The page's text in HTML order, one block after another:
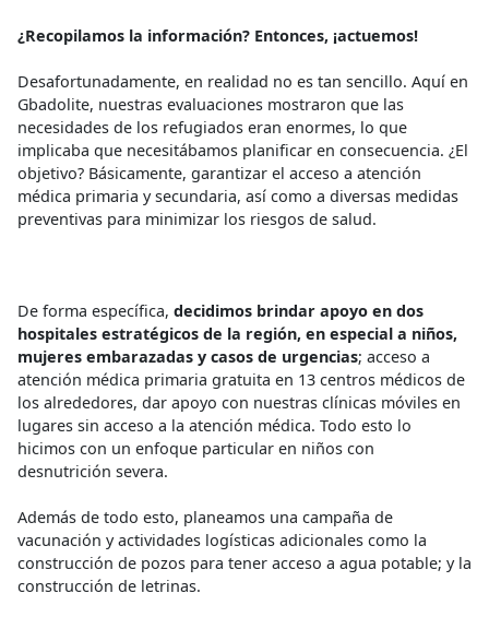
¿Recopilamos la información? Entonces, ¡actuemos!
Desafortunadamente, en realidad no es tan sencillo. Aquí en
Gbadolite, nuestras evaluaciones mostraron que las
necesidades de los refugiados eran enormes, lo que
implicaba que necesitábamos planificar en consecuencia. ¿El
objetivo? Básicamente, garantizar el acceso a atención
médica primaria y secundaria, así como a diversas medidas
preventivas para minimizar los riesgos de salud.
De forma específica, decidimos brindar apoyo en dos
hospitales estratégicos de la región, en especial a niños,
mujeres embarazadas y casos de urgencias; acceso a
atención médica primaria gratuita en 13 centros médicos de
los alrededores, dar apoyo con nuestras clínicas móviles en
lugares sin acceso a la atención médica. Todo esto lo
hicimos con un enfoque particular en niños con
desnutrición severa.
Además de todo esto, planeamos una campaña de
vacunación y actividades logísticas adicionales como la
construcción de pozos para tener acceso a agua potable; y la
construcción de letrinas.